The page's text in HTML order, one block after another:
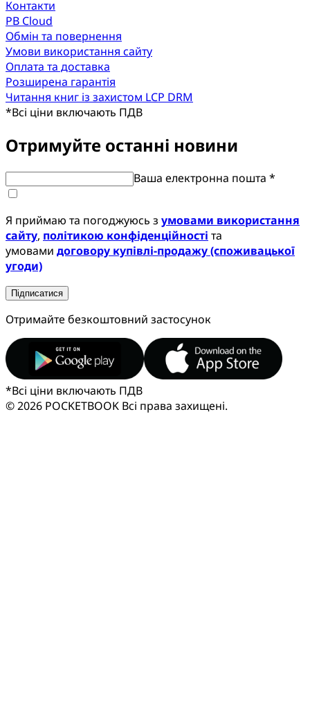
Контакти
PB Cloud
Обмін та повернення
Умови використання сайту
Оплата та доставка
Розширена гарантія
Читання книг із захистом LCP DRM
*Всі ціни включають ПДВ
Отримуйте останні новини
Ваша електронна пошта *
Я приймаю та погоджуюсь з умовами використання
сайту, політикою конфіденційності та
умовами договору купівлі-продажу (споживацької
угоди)
Підписатися
Отримайте безкоштовний застосунок
*Всі ціни включають ПДВ
© 2026 POCKETBOOK Всі права захищені.